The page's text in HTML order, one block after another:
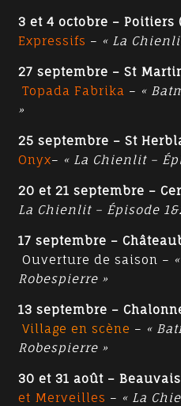
3 et 4 octobre – Poitiers
Expressifs – « La
27 septembre – St
Topada Fabrika – «
»
25 septembre – St
Onyx– « La Chienlit –
20 et 21 septembre –
La Chienlit – Épisode
17 septembre –
Ouverture de saison –
Robespierre »
13 septembre –
Village en scène – «
Robespierre »
30 et 31 août –
et Merveilles – « La